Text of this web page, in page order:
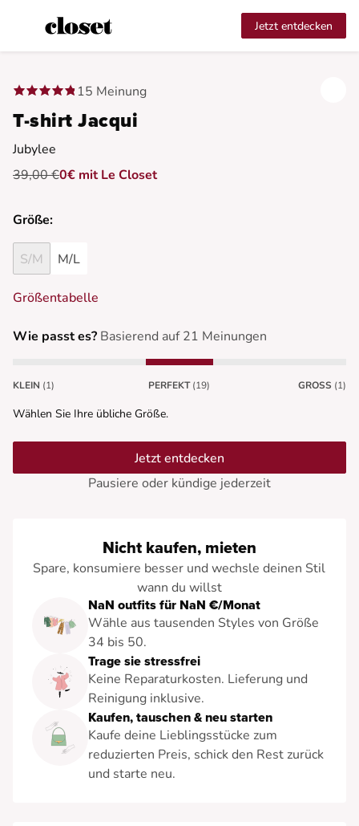
Jetzt entdecken
15 Meinung
T-shirt Jacqui
Jubylee
39,00 €0€ mit Le Closet
Größe:
S/M M/L
Größentabelle
Wie passt es? Basierend auf 21 Meinungen
KLEIN (1) PERFEKT (19) GROSS (1)
Wählen Sie Ihre übliche Größe.
Jetzt entdecken
Pausiere oder kündige jederzeit
Nicht kaufen, mieten
Spare, konsumiere besser und wechsle deinen Stil
wann du willst
NaN outfits für NaN €/Monat
Wähle aus tausenden Styles von Größe
34 bis 50.
Trage sie stressfrei
Keine Reparaturkosten. Lieferung und
Reinigung inklusive.
Kaufen, tauschen & neu starten
Kaufe deine Lieblingsstücke zum
reduzierten Preis, schick den Rest zurück
und starte neu.